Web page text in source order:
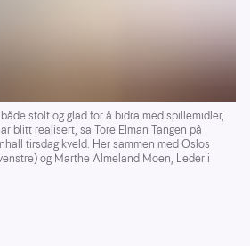
stolt og glad for å bidra med spillemidler,
blitt realisert, sa Tore Elman Tangen på
tirsdag kveld. Her sammen med Oslos
og Marthe Almeland Moen, Leder i